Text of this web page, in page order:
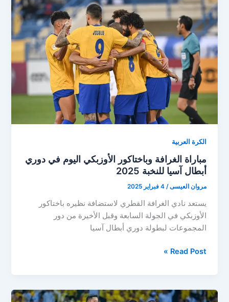
يكتسح
برباعية
ويتأهل
لربع
نهائي
دوري
أبطال
آسيا
الكرة العربية
مباراة الغرافة وباختاكور الأوزبكي اليوم في دوري
أبطال آسيا للنخبة 2025
مروان العيسى/4 فبراير 2025
يستعد نادي الغرافة القطري لاستضافة نظيره باختاكور
الأوزبكي في الجولة السابعة وقبل الأخيرة من دور
المجموعات لبطولة دوري أبطال آسيا
مباراة
الأوزبكي
اليوم
Read Post »